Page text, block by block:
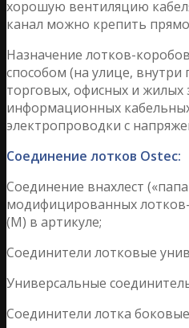
хорошую вентиляцию
канал можно крепить прямо
Назначение лотков-
способом (на улице, внутри
торговых, офисных и жилых
информационных
электропроводки с
Соединение лотков Ostec:
Соединение внахлест
модифицированных
(М) в артикуле;
Соединители лотковые
Универсальные
Соединители лотка